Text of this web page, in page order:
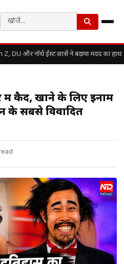
और नॉर्थ ईस्ट छात्रों ने बढ़ाया मदद का हाथ
कैद, खाने के लिए इनाम
के सबसे विवादित